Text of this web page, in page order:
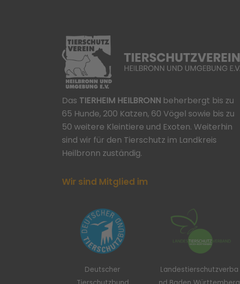
Das TIERHEIM HEILBRONN beherbergt bis zu
65 Hunde, 200 Katzen, 60 Vögel sowie bis zu
50 weitere Kleintiere und Exoten. Weiterhin
sind wir für den Tierschutz im Landkreis
Heilbronn zuständig.
Wir sind Mitglied im
Deutscher
Landestierschutzverba